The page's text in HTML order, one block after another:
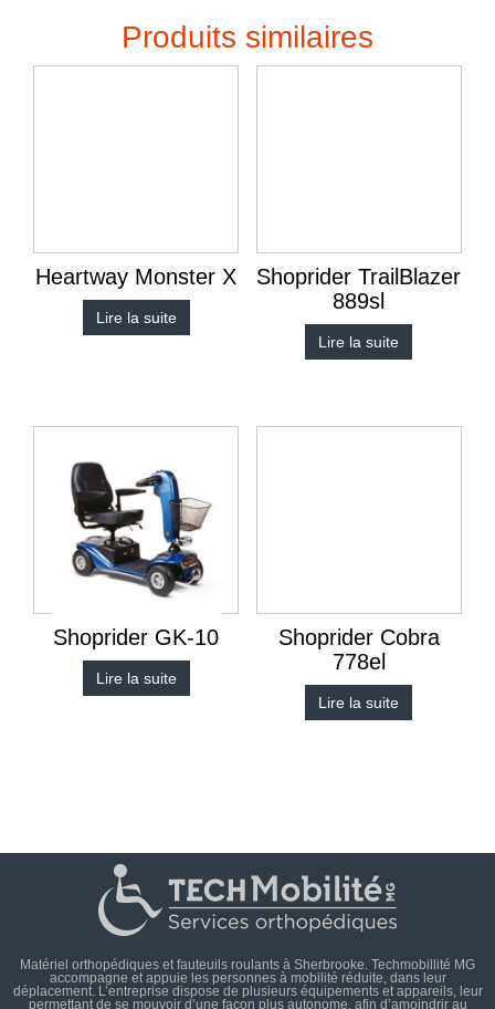
Produits similaires
Heartway Monster X
Lire la suite
Shoprider TrailBlazer
889sl
Lire la suite
Shoprider GK-10
Lire la suite
Shoprider Cobra
778el
Lire la suite
Matériel orthopédiques et fauteuils roulants à Sherbrooke. Techmobillité MG
accompagne et appuie les personnes à mobilité réduite, dans leur
déplacement. L’entreprise dispose de plusieurs équipements et appareils, leur
permettant de se mouvoir d’une façon plus autonome, afin d’amoindrir au